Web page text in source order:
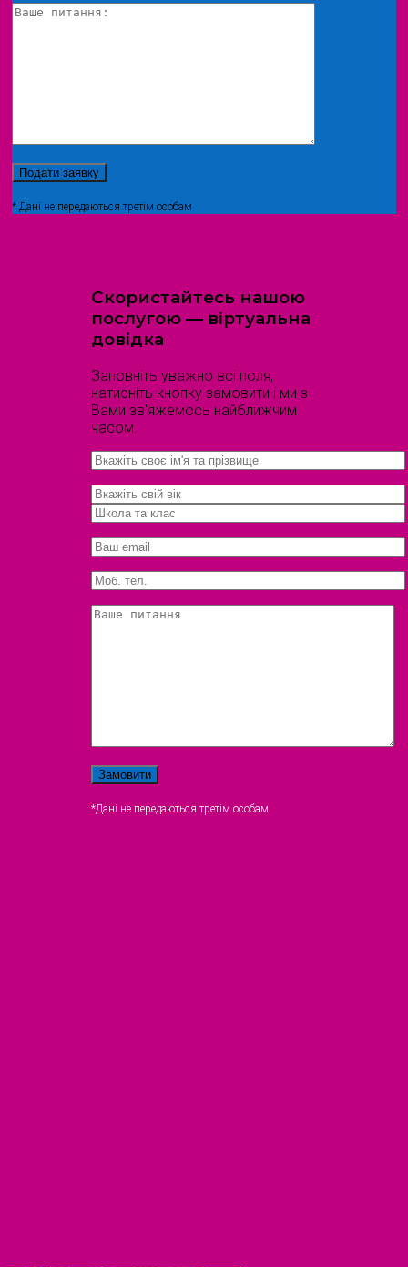
* Дані не передаються третім особам
Скористайтесь нашою
послугою — віртуальна
довідка
Заповніть уважно всі поля,
натисніть кнопку замовити і ми з
Вами зв'яжемось найближчим
часом.
*Дані не передаються третім особам